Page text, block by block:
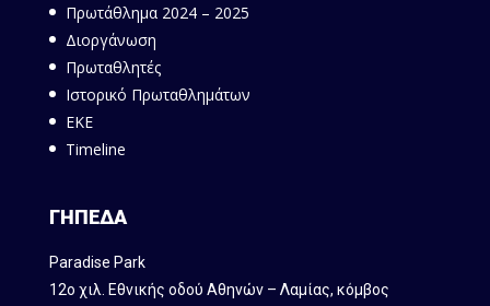
Πρωτάθλημα 2024 – 2025
Διοργάνωση
Πρωταθλητές
Ιστορικό Πρωταθλημάτων
ΕΚΕ
Timeline
ΓΗΠΕΔΑ
Paradise Park
12ο χιλ. Εθνικής οδού Αθηνών – Λαμίας, κόμβος